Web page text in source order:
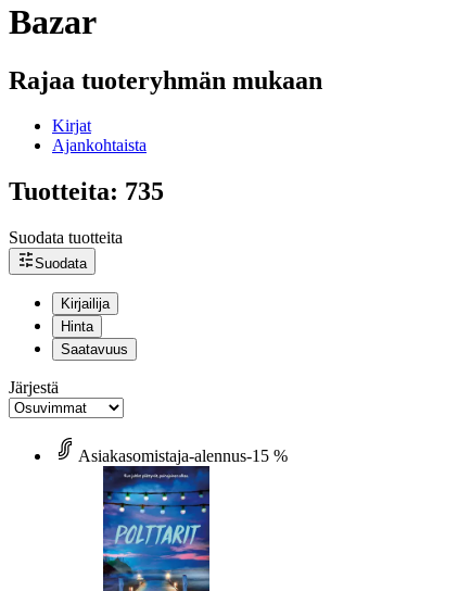
Bazar
Rajaa tuoteryhmän mukaan
Kirjat
Ajankohtaista
Tuotteita: 735
Suodata tuotteita
Suodata
Kirjailija
Hinta
Saatavuus
Järjestä
Asiakasomistaja-alennus-15 %